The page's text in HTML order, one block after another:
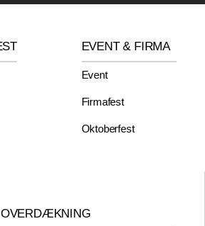
EVENT & FIRMA
Event
Firmafest
Oktoberfest
OVERDÆKNING